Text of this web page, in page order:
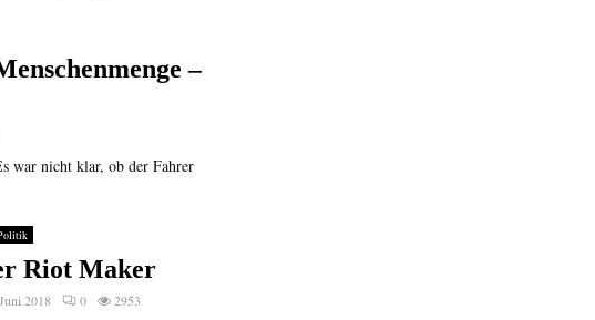
–
war nicht klar, ob der Fahrer
Riot Maker
2018 0 2953